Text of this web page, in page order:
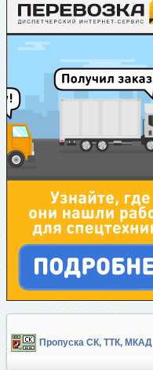
Пропуска СК, ТТК, МКАД